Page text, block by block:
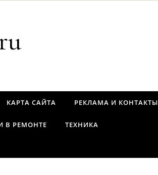
КАРТА САЙТА РЕКЛАМА И КОНТАКТЫ
В РЕМОНТЕ ТЕХНИКА